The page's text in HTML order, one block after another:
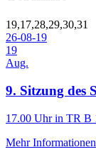
19,17,28,29,30,31
26-08-19
19
Aug.
9. Sitzung des
17.00 Uhr in TR B
Mehr Informationen